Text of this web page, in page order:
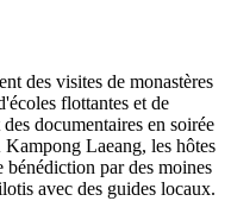
des visites de monastères
flottantes et de
documentaires en soirée
Laeang, les hôtes
bénédiction par des moines
avec des guides locaux.